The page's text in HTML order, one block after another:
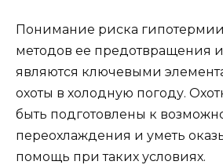
Понимание риска
методов ее предотвращения
являются ключевыми
охоты в холодную погоду.
быть подготовлены к
переохлаждения и уметь
помощь при таких условиях.